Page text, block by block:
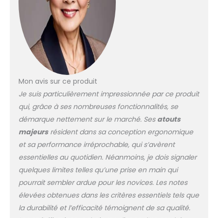
torse du mannequin
peut être ajustée de 127
à 177,8 cm. Les
dimensions de chaque
partie du mannequin :
torse correspond à
environ une taille US 2.
Facile à assembler :
facile à assembler et à
démonter, carton
haute résistance et
emballé pour mieux
protéger le mannequin.
Tous les accessoires
du mannequin sont
inclus dans le carton,
vous pouvez terminer le
montage ou le
vêtements, des robes
de mariée, des
meubles et des
matériaux décoratifs.
La base est
antidérapante et plus
du modèle. Matériaux
légers de qualité : le
mannequin est
fabriqué en plastique
épais durable, facile à
utiliser et difficile à
casser. La couche de
cuir est facile à
nettoyer et les taches
avec des lingettes. La
base en métal a une
Mon avis sur ce produit
Je suis particulièrement impressionnée par ce produit
qui, grâce à ses nombreuses fonctionnalités, se
démarque nettement sur le marché. Ses atouts
majeursrésident dans sa conception ergonomique
et sa performance irréprochable, qui s’avèrent
essentielles au quotidien. Néanmoins, je dois signaler
quelques limites telles qu’une prise en main qui
pourrait sembler ardue pour les novices. Les notes
élevées obtenues dans les critères essentiels tels que
la durabilité et l’efficacité témoignent de sa qualité.